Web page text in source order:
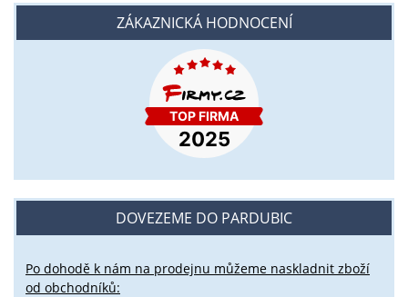
ZÁKAZNICKÁ HODNOCENÍ
DOVEZEME DO PARDUBIC
Po dohodě k nám na prodejnu můžeme naskladnit zboží
od obchodníků: